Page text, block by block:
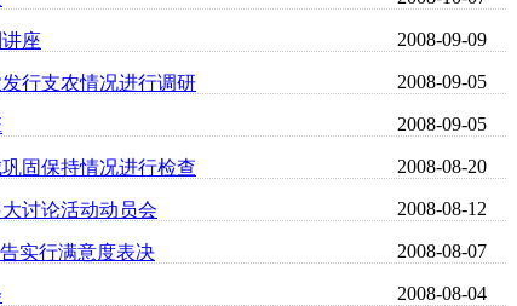
座 2008-09-09
行支农情况进行调研 2008-09-05
2008-09-05
固保持情况进行检查 2008-08-20
讨论活动动员会 2008-08-12
实行满意度表决 2008-08-07
2008-08-04